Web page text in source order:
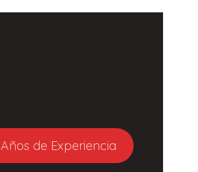
Años de Experiencia